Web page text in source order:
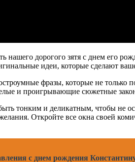
нашего дорогого зятя с днем его
идеи, которые сделают
фразы, которые не только
и проигрывающие сюжетные
тонким и деликатным, чтобы не
Откройте все окна своей
с днем рождения